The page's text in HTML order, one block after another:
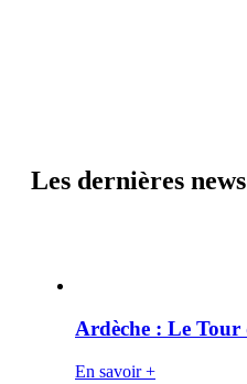
Les dernières news
Ardèche : Le
En savoir +